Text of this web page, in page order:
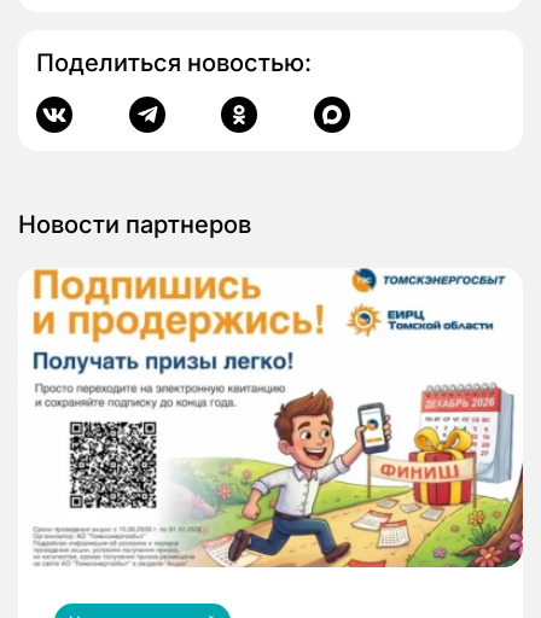
Поделиться новостью:
Новости партнеров